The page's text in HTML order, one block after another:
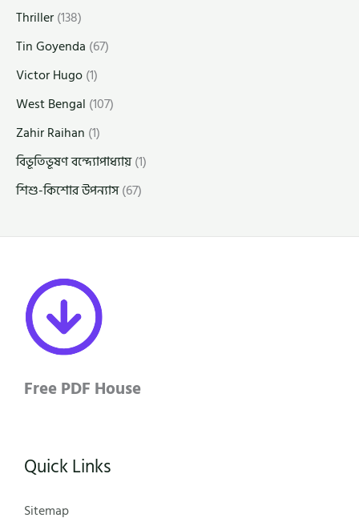
Thriller(138)
Tin Goyenda (67)
Victor Hugo(1)
West Bengal (107)
Zahir Raihan (1)
বিভূতিভূষণ বন্দ্যোপাধ্যায়(1)
শিশু-কিশোর উপন্যাস(67)
Free PDF House
Quick Links
Sitemap